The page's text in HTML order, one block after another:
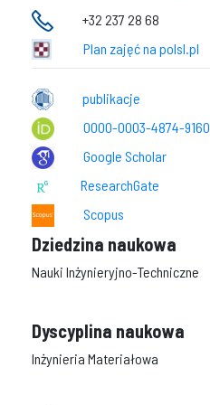
+32 237 28 68
Plan zajęć na polsl.pl
publikacje
0000-0003-4874-9160
Google Scholar
ResearchGate
Scopus
Dziedzina naukowa
Nauki Inżynieryjno-Techniczne
Dyscyplina naukowa
Inżynieria Materiałowa